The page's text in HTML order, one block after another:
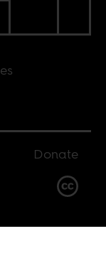
Donate